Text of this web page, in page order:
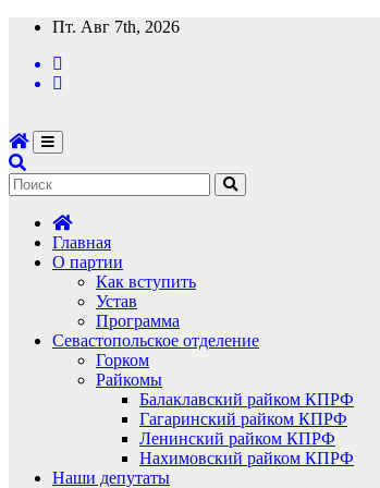
Перейти
содержимому
Пт. Авг 7th, 2026
Главная
О партии
Как вступить
Устав
Программа
Севастопольское отделение
Горком
Райкомы
Балаклавский райком КПРФ
Гагаринский райком КПРФ
Ленинский райком КПРФ
Нахимовский райком КПРФ
Наши депутаты